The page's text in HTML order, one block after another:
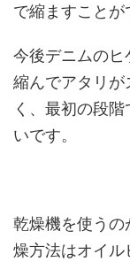
で縮ますことが
今後デニムのヒ
縮んでアタリ
く、最初の段
いです。
乾燥機を使う
燥方法はオイル